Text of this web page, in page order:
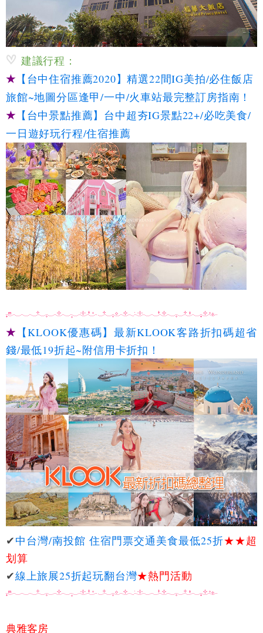
建議行程：
★ 【台中住宿推薦2020】精選22間IG美拍/必住飯店
旅館~地圖分區逢甲/一中/火車站最完整訂房指南！
★ 【台中景點推薦】台中超夯IG景點22+/必吃美食/
一日遊好玩行程/住宿推薦
★ 【KLOOK優惠碼】最新KLOOK客路折扣碼超省
錢/最低19折起~附信用卡折扣！
✔中台灣/南投館 住宿門票交通美食最低25折★★超
划算
✔線上旅展25折起玩翻台灣★熱門活動
典雅客房